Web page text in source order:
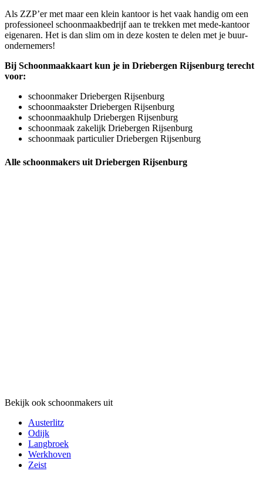
Als ZZP’er met maar een klein kantoor is het vaak handig om een
professioneel schoonmaakbedrijf aan te trekken met mede-kantoor
eigenaren. Het is dan slim om in deze kosten te delen met je buur-
ondernemers!
Bij Schoonmaakkaart kun je in Driebergen Rijsenburg terecht
voor:
schoonmaker Driebergen Rijsenburg
schoonmaakster Driebergen Rijsenburg
schoonmaakhulp Driebergen Rijsenburg
schoonmaak zakelijk Driebergen Rijsenburg
schoonmaak particulier Driebergen Rijsenburg
Alle schoonmakers uit Driebergen Rijsenburg
Bekijk ook schoonmakers uit
Austerlitz
Odijk
Langbroek
Werkhoven
Zeist